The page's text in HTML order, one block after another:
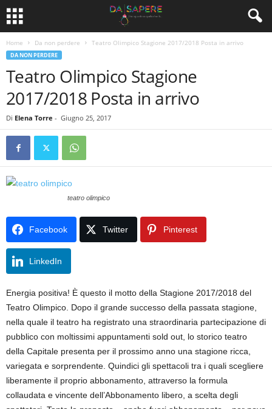
Home Da non perdere Teatro Olimpico Stagione 2017/2018 Posta in arrivo
DA NON PERDERE
Teatro Olimpico Stagione
2017/2018 Posta in arrivo
Di Elena Torre - Giugno 25, 2017
teatro olimpico
Facebook Twitter Pinterest
LinkedIn
Energia positiva! È questo il motto della Stagione 2017/2018 del
Teatro Olimpico. Dopo il grande successo della passata stagione,
nella quale il teatro ha registrato una straordinaria partecipazione di
pubblico con moltissimi appuntamenti sold out, lo storico teatro
della Capitale presenta per il prossimo anno una stagione ricca,
variegata e sorprendente. Quindici gli spettacoli tra i quali scegliere
liberamente il proprio abbonamento, attraverso la formula
collaudata e vincente dell’Abbonamento libero, a scelta degli